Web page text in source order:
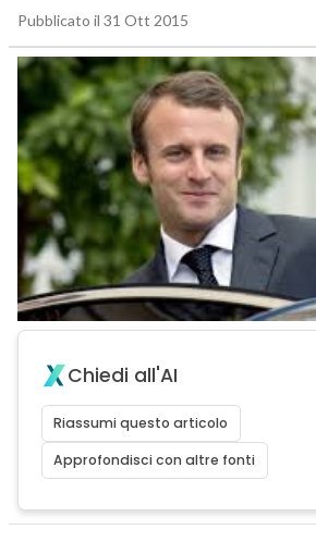
Pubblicato il 31 Ott 2015
Chiedi all'AI
Riassumi questo articolo
Approfondisci con altre fonti